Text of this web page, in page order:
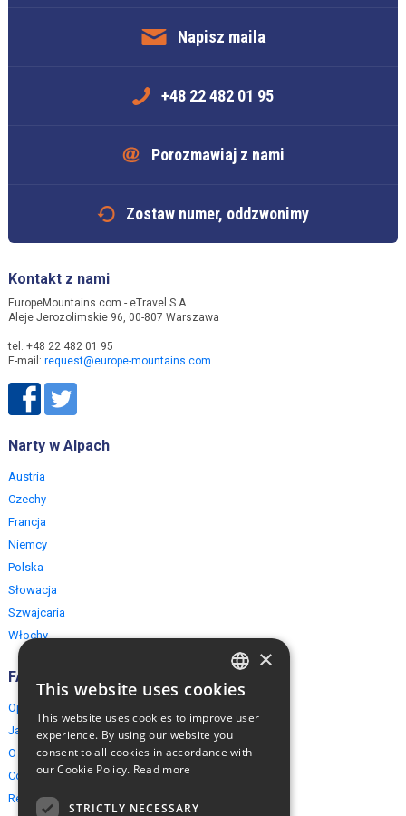
Napisz maila
+48 22 482 01 95
Porozmawiaj z nami
Zostaw numer, oddzwonimy
Kontakt z nami
EuropeMountains.com - eTravel S.A.
Aleje Jerozolimskie 96, 00-807 Warszawa
tel. +48 22 482 01 95
E-mail: request@europe-mountains.com
Narty w Alpach
Austria
Czechy
Francja
Niemcy
Polska
Słowacja
Szwajcaria
Włochy
FAQ
Opinie naszych klientów
Jak rezerwować?
O EuropeMountains.com
Cookies, Prywatność, Bezpieczeństwo
Regulamin
ENGLISH
×
This website uses cookies
This website uses cookies to improve user
experience. By using our website you
consent to all cookies in accordance with
our Cookie Policy. Read more
STRICTLY NECESSARY